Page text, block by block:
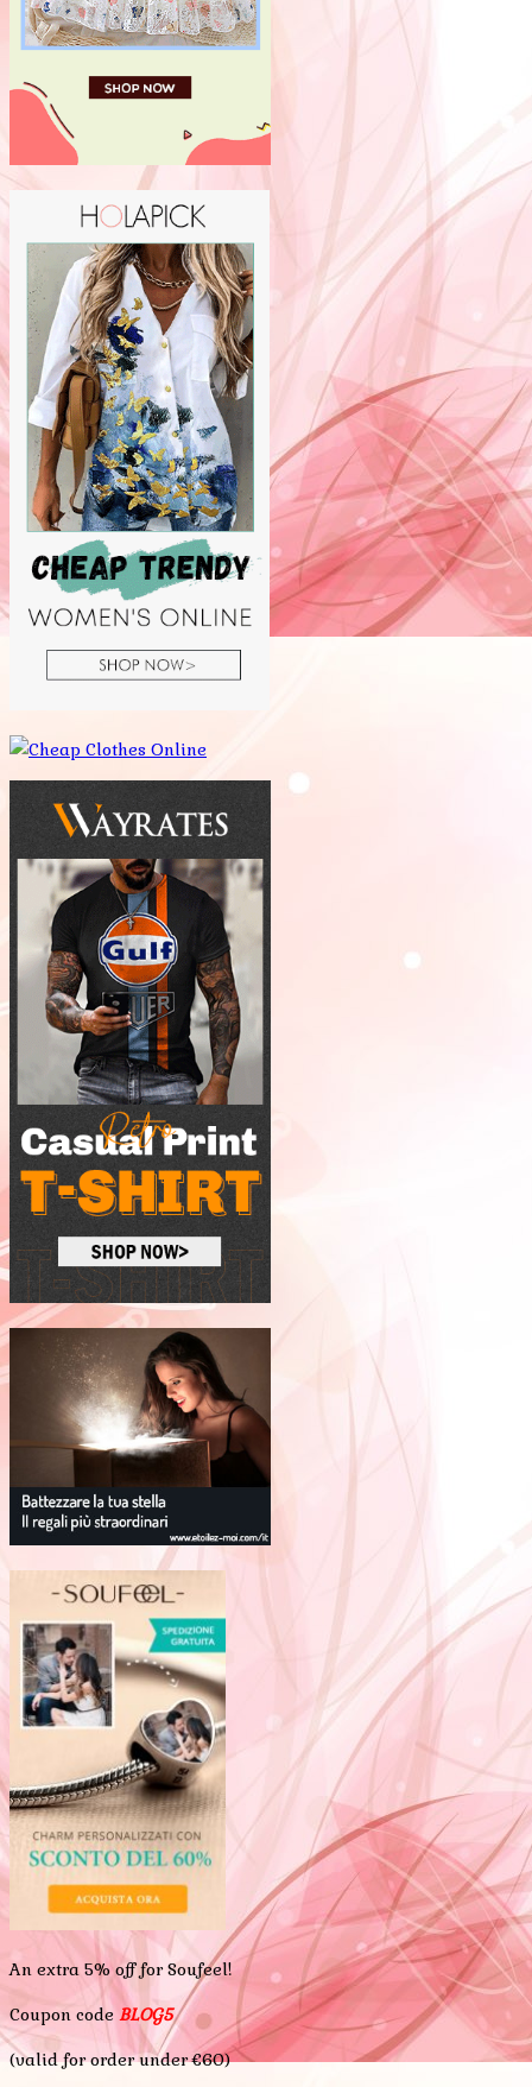
An extra 5% off for Soufeel!
Coupon code BLOG5
(valid for order under €60)